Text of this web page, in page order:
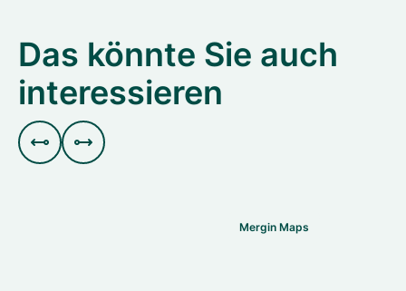
Das könnte Sie auch
interessieren
 
Mergin Maps